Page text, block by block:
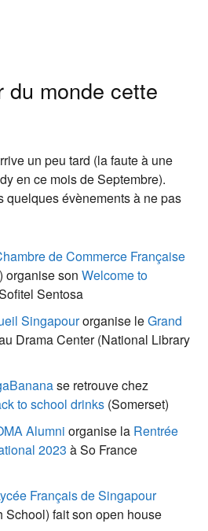
du monde cette
un peu tard (la faute à une
en ce mois de Septembre).
quelques évènements à ne pas
de Commerce Française
organise son Welcome to
Sentosa
Singapourorganise leGrand
Drama Center (National Library
se retrouve chez
to school drinks (Somerset)
Alumni organise la Rentrée
2023 à So France
Français de Singapour
School) fait son open house